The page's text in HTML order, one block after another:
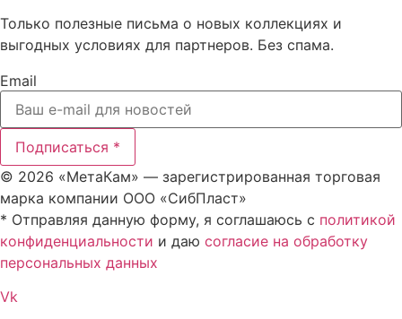
Только полезные письма о новых коллекциях и
выгодных условиях для партнеров. Без спама.
Email
Подписаться *
© 2026 «МетаКам» — зарегистрированная торговая
марка компании ООО «СибПласт»
* Отправляя данную форму, я соглашаюсь с политикой
конфиденциальности и даю согласие на обработку
персональных данных
Vk